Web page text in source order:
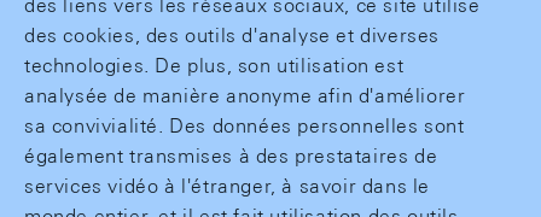
des liens vers les réseaux sociaux, ce site utilise
des cookies, des outils d'analyse et diverses
technologies. De plus, son utilisation est
analysée de manière anonyme afin d'améliorer
sa convivialité. Des données personnelles sont
également transmises à des prestataires de
services vidéo à l'étranger, à savoir dans le